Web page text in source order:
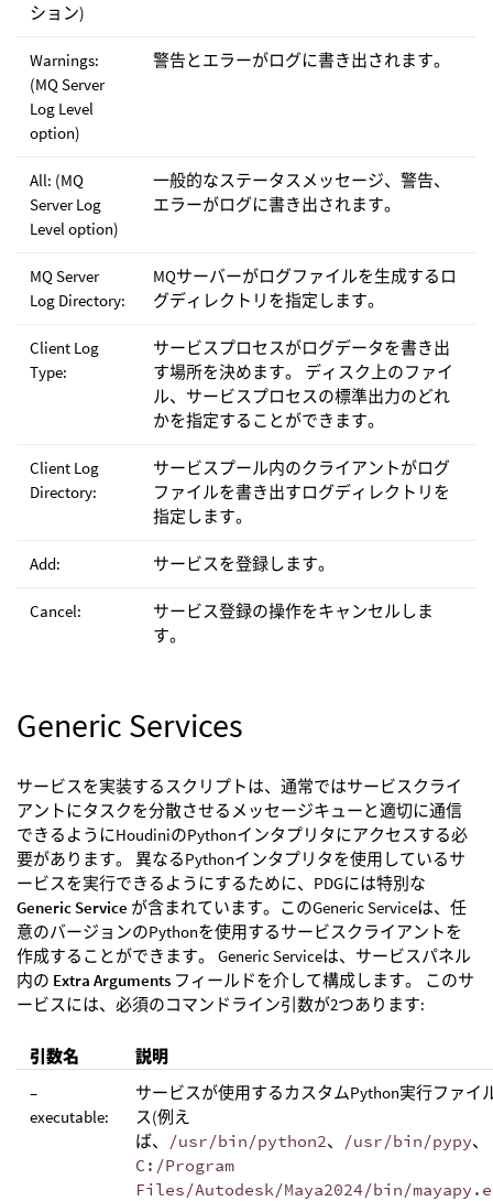
ション)
Warnings:
(MQ Server
Log Level
option)
警告とエラーがログに書き出されます。
All: (MQ
Server Log
Level option)
一般的なステータスメッセージ、警告、
エラーがログに書き出されます。
MQ Server
Log Directory:
MQサーバーがログファイルを生成するロ
グディレクトリを指定します。
Client Log
Type:
サービスプロセスがログデータを書き出
す場所を決めます。 ディスク上のファイ
ル、サービスプロセスの標準出力のどれ
かを指定することができます。
Client Log
Directory:
サービスプール内のクライアントがログ
ファイルを書き出すログディレクトリを
指定します。
Add: サービスを登録します。
Cancel:
サービス登録の操作をキャンセルしま
す。
Generic Services
サービスを実装するスクリプトは、通常ではサービスクライ
アントにタスクを分散させるメッセージキューと適切に通信
できるようにHoudiniのPythonインタプリタにアクセスする必
要があります。 異なるPythonインタプリタを使用しているサ
ービスを実行できるようにするために、PDGには特別な
Generic Service が含まれています。このGeneric Serviceは、任
意のバージョンのPythonを使用するサービスクライアントを
作成することができます。 Generic Serviceは、サービスパネル
内の Extra Arguments フィールドを介して構成します。 このサ
ービスには、必須のコマンドライン引数が2つあります:
引数名
説明
–
executable:
サービスが使用するカスタムPython実行ファイ
ス(例え
ば、
/usr/bin/python2、 /usr/bin/pypy、
C:/Program
Files/Autodesk/Maya2024/bin/